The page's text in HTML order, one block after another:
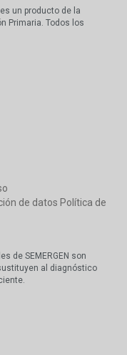
un producto de la
Primaria. Todos los
de datos Política de
de SEMERGEN son
al diagnóstico